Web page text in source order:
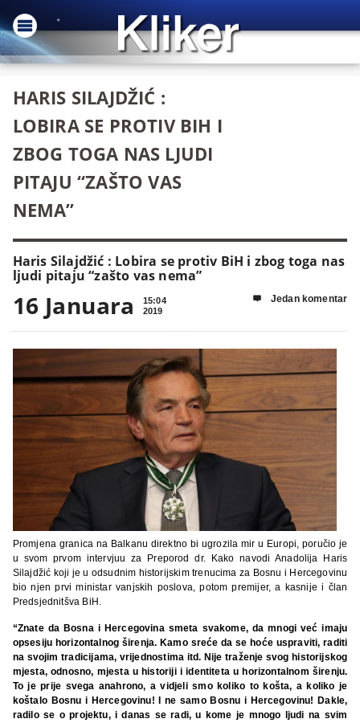
HARIS SILAJDŽIĆ :
LOBIRA SE PROTIV BIH I
ZBOG TOGA NAS LJUDI
PITAJU “ZAŠTO VAS
NEMA”
Haris Silajdžić : Lobira se protiv BiH i zbog toga nas
ljudi pitaju “zašto vas nema”
16 Januara
15:04
2019
 Jedan komentar
Promjena granica na Balkanu direktno bi ugrozila mir u Europi, poručio je
u svom prvom intervjuu za Preporod dr. Kako navodi Anadolija Haris
Silajdžić koji je u odsudnim historijskim trenucima za Bosnu i Hercegovinu
bio njen prvi ministar vanjskih poslova, potom premijer, a kasnije i član
Predsjednitšva BiH.
“Znate da Bosna i Hercegovina smeta svakome, da mnogi već imaju
opsesiju horizontalnog širenja. Kamo sreće da se hoće uspraviti, raditi
na svojim tradicijama, vrijednostima itd. Nije traženje svog historijskog
mjesta, odnosno, mjesta u historiji i identiteta u horizontalnom širenju.
To je prije svega anahrono, a vidjeli smo koliko to košta, a koliko je
koštalo Bosnu i Hercegovinu! I ne samo Bosnu i Hercegovinu! Dakle,
radilo se o projektu, i danas se radi, u kome je mnogo ljudi na svim